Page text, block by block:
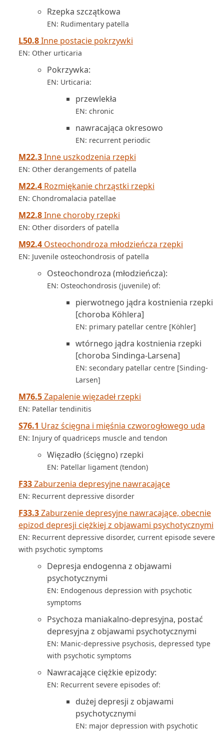
Rzepka szczątkowa
EN: Rudimentary patella
L50.8Inne postacie pokrzywki
EN: Other urticaria
Pokrzywka:
EN: Urticaria:
przewlekła
EN: chronic
nawracająca okresowo
EN: recurrent periodic
M22.3Inne uszkodzenia rzepki
EN: Other derangements of patella
M22.4 Rozmiękanie chrząstki rzepki
EN: Chondromalacia patellae
M22.8Inne choroby rzepki
EN: Other disorders of patella
M92.4 Osteochondroza młodzieńcza rzepki
EN: Juvenile osteochondrosis of patella
Osteochondroza (młodzieńcza):
EN: Osteochondrosis (juvenile) of:
pierwotnego jądra kostnienia rzepki
[choroba Köhlera]
EN: primary patellar centre [Köhler]
wtórnego jądra kostnienia rzepki
[choroba Sindinga-Larsena]
EN: secondary patellar centre [Sinding-
Larsen]
M76.5Zapalenie więzadeł rzepki
EN: Patellar tendinitis
S76.1 Uraz ścięgna i mięśnia czworogłowego uda
EN: Injury of quadriceps muscle and tendon
Więzadło (ścięgno) rzepki
EN: Patellar ligament (tendon)
F33Zaburzenia depresyjne nawracające
EN: Recurrent depressive disorder
F33.3Zaburzenie depresyjne nawracające, obecnie
epizod depresji ciężkiej z objawami psychotycznymi
EN: Recurrent depressive disorder, current episode severe
with psychotic symptoms
Depresja endogenna z objawami
psychotycznymi
EN: Endogenous depression with psychotic
symptoms
Psychoza maniakalno-depresyjna, postać
depresyjna z objawami psychotycznymi
EN: Manic-depressive psychosis, depressed type
with psychotic symptoms
Nawracające ciężkie epizody:
EN: Recurrent severe episodes of:
dużej depresji z objawami
psychotycznymi
EN: major depression with psychotic